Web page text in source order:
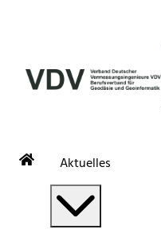
Aktuelles